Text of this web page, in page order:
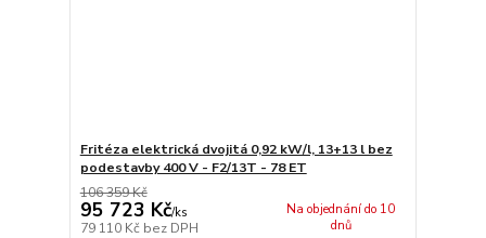
Fritéza elektrická dvojitá 0,92 kW/l, 13+13 l bez
podestavby 400 V - F2/13T - 78 ET
106 359 Kč
95 723 Kč/ks
79 110 Kč bez DPH
Na objednání do 10
dnů